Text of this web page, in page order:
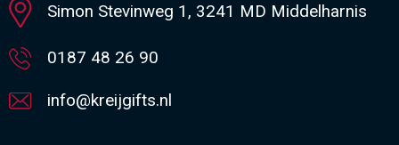
Simon Stevinweg 1, 3241 MD Middelharnis
0187 48 26 90
info@kreijgifts.nl